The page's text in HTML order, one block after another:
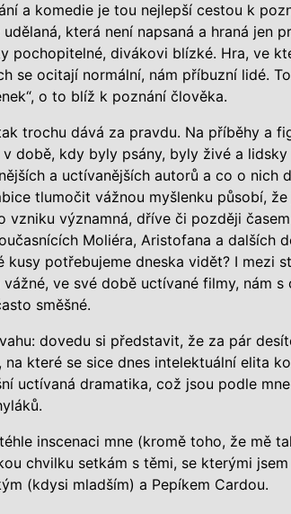
a komedie je tou nejlepší cestou k
která není napsaná a hraná jen
pochopitelné, divákovi blízké. Hra, ve
se ocitají normální, nám příbuzní lidé.
o to blíž k poznání člověka.
trochu dává za pravdu. Na příběhy a
době, kdy byly psány, byly živé a
a uctívanějších autorů a co o nich
tlumočit vážnou myšlenku působí,
vzniku významná, dříve či později
Moliéra, Aristofana a dalších
kusy potřebujeme dneska vidět? I mezi
ve své době uctívané filmy, nám
směšné.
dovedu si představit, že za pár
které se sice dnes intelektuální elita
uctívaná dramatika, což jsou podle
inscenaci mne (kromě toho, že mě
chvilku setkám s těmi, se kterými
(kdysi mladším) a Pepíkem Cardou.